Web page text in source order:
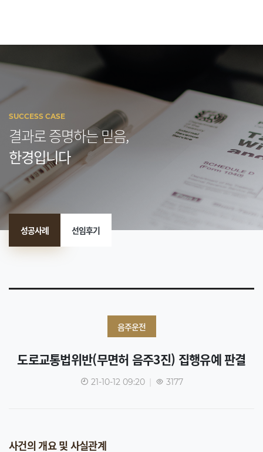
SUCCESS CASE
결과로 증명하는 믿음,
한경입니다
성공사례 선임후기
음주운전
도로교통법위반(무면허 음주3진) 집행유예 판결
21-10-12 09:20 | 3177
사건의 개요 및 사실관계